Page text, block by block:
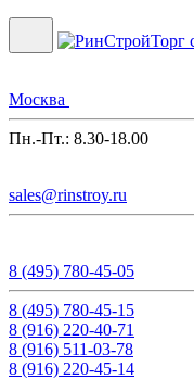
Москва
Пн.-Пт.: 8.30-18.00
sales@rinstroy.ru
8 (495) 780-45-05
8 (495) 780-45-15
8 (916) 220-40-71
8 (916) 511-03-78
8 (916) 220-45-14